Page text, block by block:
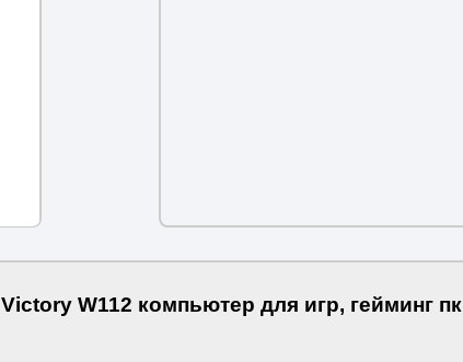
Victory W112 компьютер для игр, гейминг пк